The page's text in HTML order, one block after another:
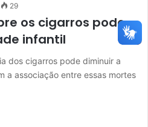
29
os cigarros pode
infantil
dos cigarros pode diminuir a
a associação entre essas mortes